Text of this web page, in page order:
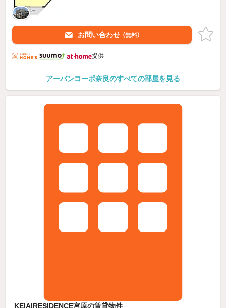
お問い合わせ （無料）
提供
アーバンコーポ奈良のすべての部屋を見る
KEIAIRESIDENCE宮原の賃貸物件